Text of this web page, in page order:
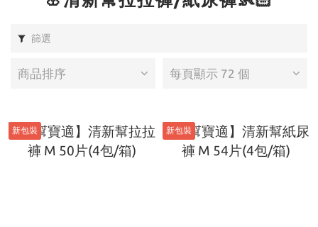
篩選
商品排序 每頁顯示 72 個
新包裝 新包裝